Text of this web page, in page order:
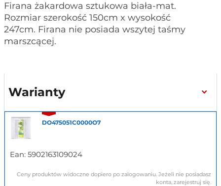
Firana żakardowa sztukowa biała-mat.
Rozmiar szerokość 150cm x wysokość
247cm. Firana nie posiada wszytej taśmy
marszcącej.
Warianty
DO475051C0000O7
Ean: 5902163109024
Ceny produktów widoczne dopiero po zalogowaniu. Jeżeli nie posiadasz
konta, zarejestruj się.